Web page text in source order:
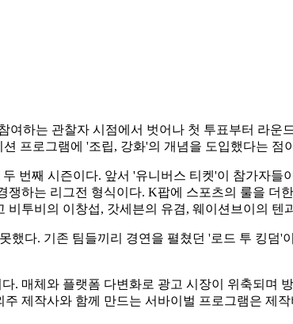
하는 관찰자 시점에서 벗어나 첫 투표부터 라운
프로그램에 '조립, 강화'의 개념을 도입했다는 점
번째 시즌이다. 앞서 '유니버스 티켓'이 참가자들
하는 리그전 형식이다. K팝에 스포츠의 룰을 더
투비의 이창섭, 갓세븐의 유겸, 웨이션브이의 텐
다. 기존 팀들끼리 경연을 펼쳤던 '로드 투 킹덤'
매체와 플랫폼 다변화로 광고 시장이 위축되며
제작사와 함께 만드는 서바이벌 프로그램은 제